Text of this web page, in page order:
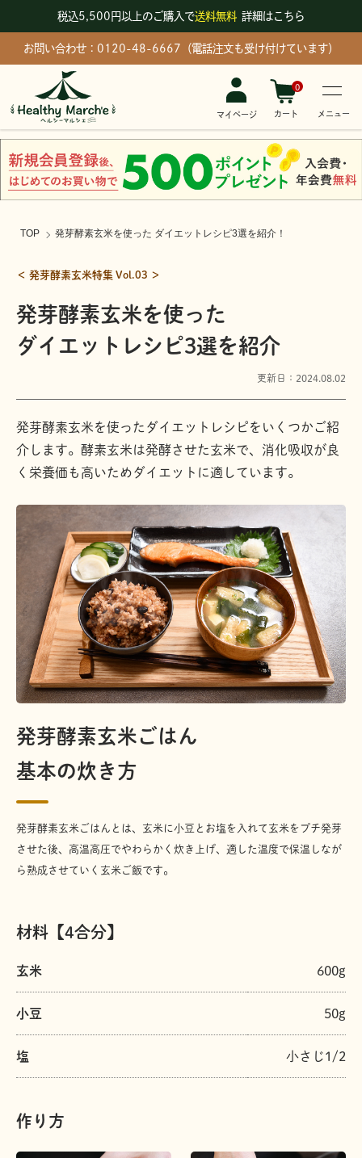
税込5,500円以上のご購入で送料無料 詳細はこちら
お問い合わせ：0120-48-6667（電話注文も受け付けています）
マイページ
0
カート メニュー
TOP 発芽酵素玄米を使った ダイエットレシピ3選を紹介！
＜ 発芽酵素玄米特集 Vol.03 ＞
発芽酵素玄米を使った
ダイエットレシピ3選を紹介
更新日：2024.08.02
発芽酵素玄米を使ったダイエットレシピをいくつかご紹
介します。酵素玄米は発酵させた玄米で、消化吸収が良
く栄養価も高いためダイエットに適しています。
発芽酵素玄米ごはん
基本の炊き方
発芽酵素玄米ごはんとは、玄米に小豆とお塩を入れて玄米をプチ発芽
させた後、高温高圧でやわらかく炊き上げ、適した温度で保温しなが
ら熟成させていく玄米ご飯です。
作り方
材料【4合分】
玄米 600g
小豆 50g
塩 小さじ1/2